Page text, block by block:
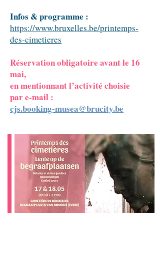
Infos & programme :
https://www.bruxelles.be/printemps-
des-cimetieres
Réservation obligatoire avant le 16
mai,
en mentionnant l’activité choisie
par e-mail :
cjs.booking-musea@brucity.be